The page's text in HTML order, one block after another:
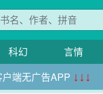
科幻 言情
端无广告APP ↓↓↓